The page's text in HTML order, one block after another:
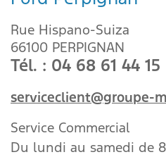
Rue Hispano-Suiza
66100 PERPIGNAN
Tél. : 04 68 61 44 15
serviceclient@groupe-
Service Commercial
Du lundi au samedi de